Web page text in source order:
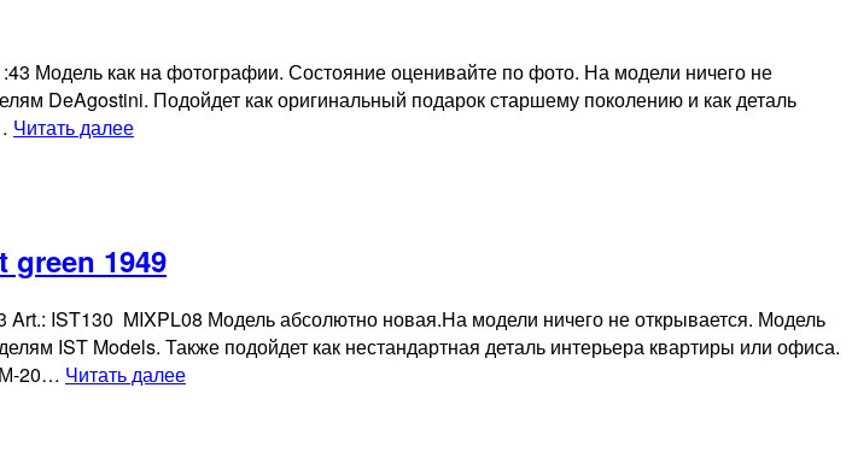
door
THD
Модель как на фотографии. Состояние оценивайте по фото. На модели ничего не
DeAgostini. Подойдет как оригинальный подарок старшему поколению и как деталь
Читать далееКоллекционная
1958
1949
IST130 MIXPL08 Модель абсолютно новая.На модели ничего не открывается. Модель
IST Models. Также подойдет как нестандартная деталь интерьера квартиры или офиса.
М-20… Читать далееКоллекционная